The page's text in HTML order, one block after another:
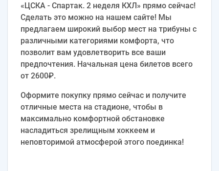
«ЦСКА - Спартак. 2 неделя КХЛ» прямо сейчас!
Сделать это можно на нашем сайте! Мы
предлагаем широкий выбор мест на трибуны с
различными категориями комфорта, что
позволит вам удовлетворить все ваши
предпочтения. Начальная цена билетов всего
от 2600₽.
Оформите покупку прямо сейчас и получите
отличные места на стадионе, чтобы в
максимально комфортной обстановке
насладиться зрелищным хоккеем и
неповторимой атмосферой этого поединка!